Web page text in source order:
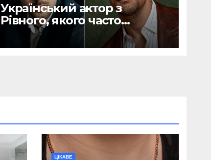
Український актор з
Рівного, якого часто
називають конкурентом
Тараса Цимбалюка,
ЦІКАВЕ